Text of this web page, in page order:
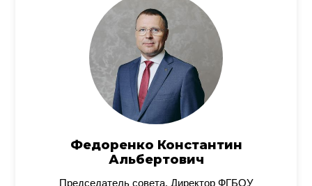
Федоренко Константин
Альбертович
Председатель совета, Директор ФГБОУ